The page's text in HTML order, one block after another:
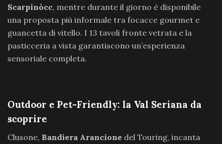
Scarpinòcc, mentre durante il giorno è disponibile
una proposta più informale tra focacce gourmet e
guancetta di vitello. I 13 tavoli fronte vetrata e la
pasticceria a vista garantiscono un’esperienza
sensoriale completa.
Outdoor e Pet-Friendly: la Val Seriana da
scoprire
Clusone, Bandiera Arancione del Touring, incanta